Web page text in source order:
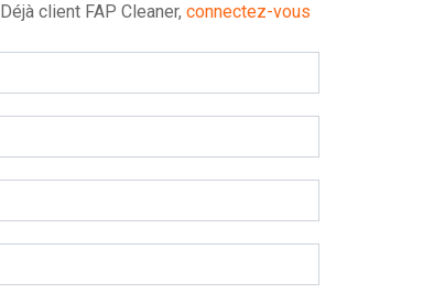
Déjà client FAP Cleaner, connectez-vous